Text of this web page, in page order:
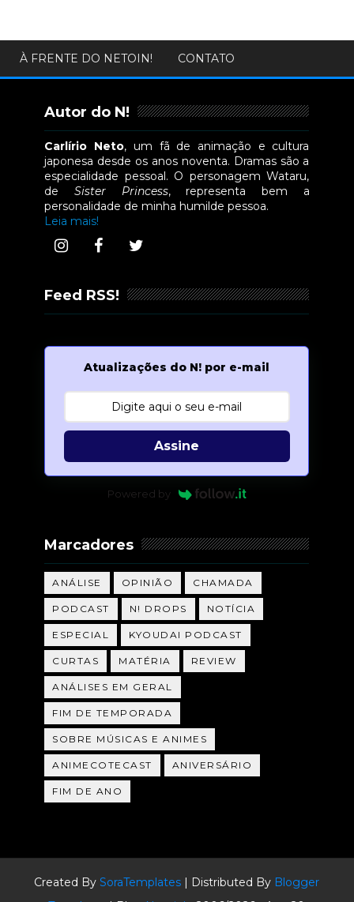
À FRENTE DO NETOIN! CONTATO
Autor do N!
Carlírio Neto, um fã de animação e cultura
japonesa desde os anos noventa. Dramas são a
especialidade pessoal. O personagem Wataru,
deSister Princess, representa bem a
personalidade de minha humilde pessoa.
Leia mais!
Feed RSS!
Atualizações do N! por e-mail
Assine
Powered by
Marcadores
ANÁLISE OPINIÃO CHAMADA
PODCAST N! DROPS NOTÍCIA
ESPECIAL KYOUDAI PODCAST
CURTAS MATÉRIA REVIEW
ANÁLISES EM GERAL
FIM DE TEMPORADA
SOBRE MÚSICAS E ANIMES
ANIMECOTECAST ANIVERSÁRIO
FIM DE ANO
Created BySoraTemplates | Distributed By Blogger